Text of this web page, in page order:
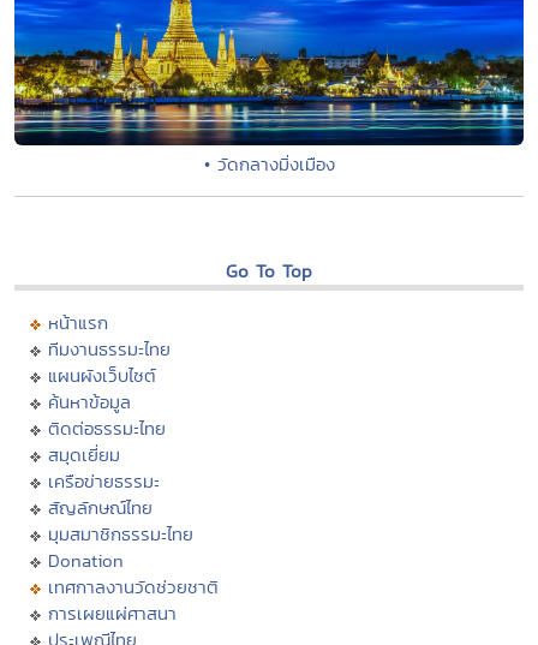
• วัดกลางมิ่งเมือง
Go To Top
หน้าแรก
ทีมงานธรรมะไทย
แผนผังเว็บไซต์
ค้นหาข้อมูล
ติดต่อธรรมะไทย
สมุดเยี่ยม
เครือข่ายธรรมะ
สัญลักษณ์ไทย
มุมสมาชิกธรรมะไทย
Donation
เทศกาลงานวัดช่วยชาติ
การเผยแผ่ศาสนา
ประเพณีไทย